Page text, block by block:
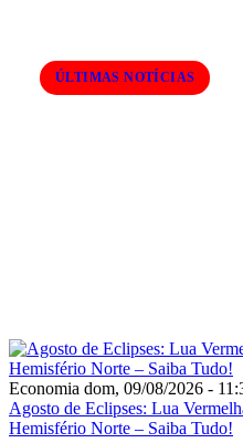
ÚLTIMAS NOTÍCIAS
Economia dom, 09/08/2026 -
Agosto de Eclipses: Lua
Hemisfério Norte – Saiba Tudo!